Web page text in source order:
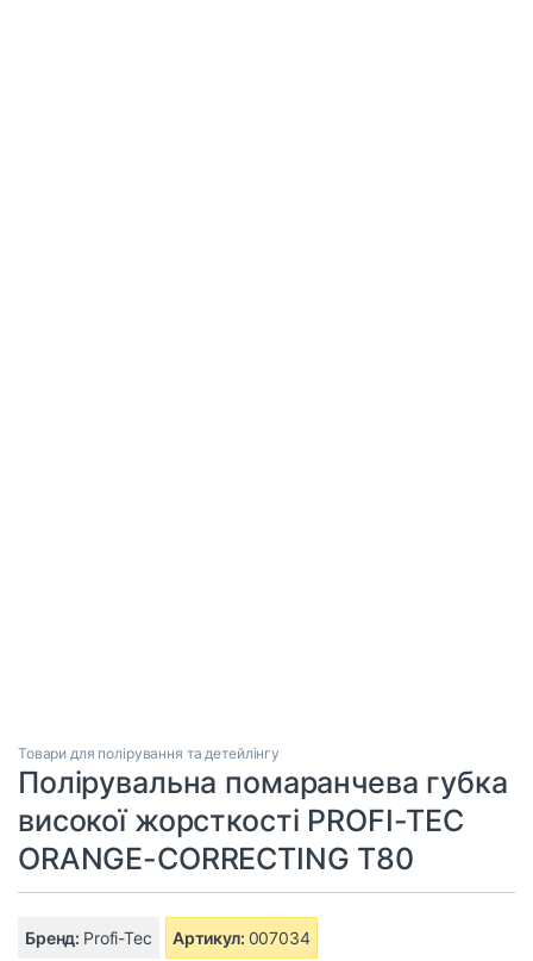
Товари для полірування та детейлінгу
Полірувальна помаранчева губка
високої жорсткості PROFI-TEC
ORANGE-CORRECTING T80
Бренд: Profi-Tec Артикул: 007034